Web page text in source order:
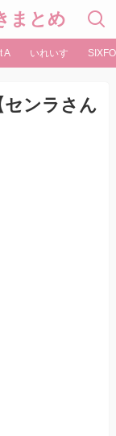
まとめ
A いれいす
センラさん